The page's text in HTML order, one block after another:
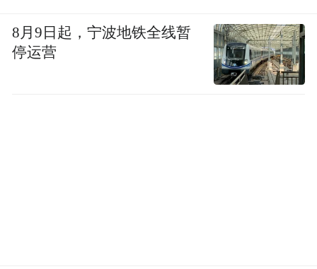
8月9日起，宁波地铁全线暂
停运营